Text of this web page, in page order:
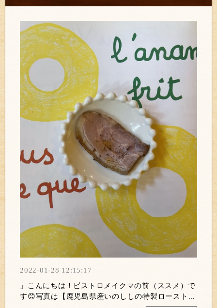
2022-01-28 12:15:17
」こんにちは！ビストロメイクマの前（ススメ）で
す😊写真は【鹿児島県産いのししの特製ロースト...